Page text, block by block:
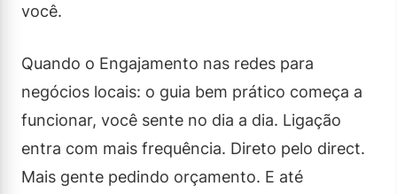
você.
Quando o Engajamento nas redes para
negócios locais: o guia bem prático começa a
funcionar, você sente no dia a dia. Ligação
entra com mais frequência. Direto pelo direct.
Mais gente pedindo orçamento. E até